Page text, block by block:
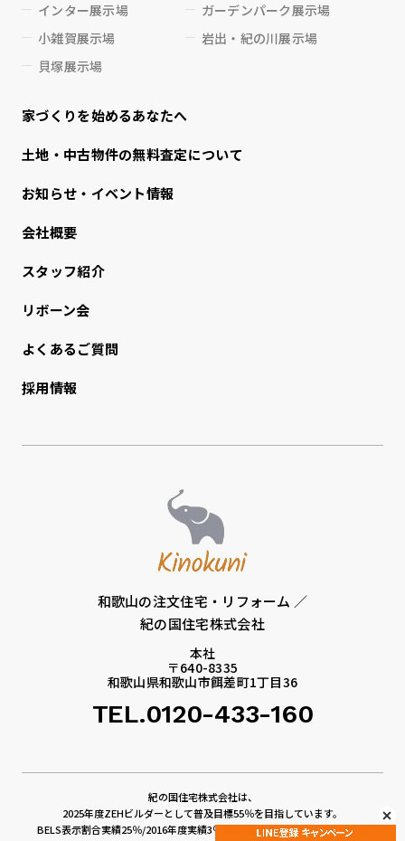
インター展示場
ガーデンパーク展示場
小雑賀展示場
岩出・紀の川展示場
貝塚展示場
家づくりを始めるあなたへ
⼟地・中古物件の無料査定について
お知らせ・イベント情報
会社概要
スタッフ紹介
リボーン会
よくあるご質問
採用情報
和歌山の注文住宅・リフォーム ／
紀の国住宅株式会社
本社
〒640-8335
和歌山県和歌山市餌差町1丁目36
TEL.0120-433-160
紀の国住宅株式会社は、
2025年度ZEHビルダーとして普及目標55％を目指しています。
BELS表示割合実績25％/2016年度実績3％/2017年度実績4％/2018年度実績